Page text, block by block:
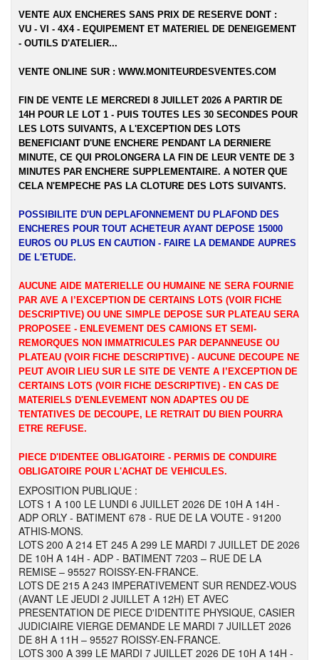
VENTE AUX ENCHERES SANS PRIX DE RESERVE DONT :
VU - VI - 4X4 - EQUIPEMENT ET MATERIEL DE DENEIGEMENT
- OUTILS D'ATELIER...
VENTE ONLINE SUR : WWW.MONITEURDESVENTES.COM
FIN DE VENTE LE MERCREDI 8 JUILLET 2026 A PARTIR DE
14H POUR LE LOT 1 - PUIS TOUTES LES 30 SECONDES POUR
LES LOTS SUIVANTS, A L'EXCEPTION DES LOTS
BENEFICIANT D'UNE ENCHERE PENDANT LA DERNIERE
MINUTE, CE QUI PROLONGERA LA FIN DE LEUR VENTE DE 3
MINUTES PAR ENCHERE SUPPLEMENTAIRE. A NOTER QUE
CELA N'EMPECHE PAS LA CLOTURE DES LOTS SUIVANTS.
POSSIBILITE D'UN DEPLAFONNEMENT DU PLAFOND DES
ENCHERES POUR TOUT ACHETEUR AYANT DEPOSE 15000
EUROS OU PLUS EN CAUTION - FAIRE LA DEMANDE AUPRES
DE L'ETUDE.
AUCUNE AIDE MATERIELLE OU HUMAINE NE SERA FOURNIE
PAR AVE A l’EXCEPTION DE CERTAINS LOTS (VOIR FICHE
DESCRIPTIVE) OU UNE SIMPLE DEPOSE SUR PLATEAU SERA
PROPOSEE - ENLEVEMENT DES CAMIONS ET SEMI-
REMORQUES NON IMMATRICULES PAR DEPANNEUSE OU
PLATEAU (VOIR FICHE DESCRIPTIVE) - AUCUNE DECOUPE NE
PEUT AVOIR LIEU SUR LE SITE DE VENTE A l’EXCEPTION DE
CERTAINS LOTS (VOIR FICHE DESCRIPTIVE) - EN CAS DE
MATERIELS D'ENLEVEMENT NON ADAPTES OU DE
TENTATIVES DE DECOUPE, LE RETRAIT DU BIEN POURRA
ETRE REFUSE.
PIECE D'IDENTEE OBLIGATOIRE - PERMIS DE CONDUIRE
OBLIGATOIRE POUR L'ACHAT DE VEHICULES.
EXPOSITION PUBLIQUE :
LOTS 1 A 100 LE LUNDI 6 JUILLET 2026 DE 10H A 14H -
ADP ORLY - BATIMENT 678 - RUE DE LA VOUTE - 91200
ATHIS-MONS.
LOTS 200 A 214 ET 245 A 299 LE MARDI 7 JUILLET DE 2026
DE 10H A 14H - ADP - BATIMENT 7203 – RUE DE LA
REMISE – 95527 ROISSY-EN-FRANCE.
LOTS DE 215 A 243 IMPERATIVEMENT SUR RENDEZ-VOUS
(AVANT LE JEUDI 2 JUILLET A 12H) ET AVEC
PRESENTATION DE PIECE D'IDENTITE PHYSIQUE, CASIER
JUDICIAIRE VIERGE DEMANDE LE MARDI 7 JUILLET 2026
DE 8H A 11H – 95527 ROISSY-EN-FRANCE.
LOTS 300 A 399 LE MARDI 7 JUILLET 2026 DE 10H A 14H -